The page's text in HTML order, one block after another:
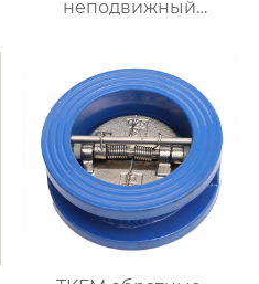
неподвижный
добычи нефти и
природного газа